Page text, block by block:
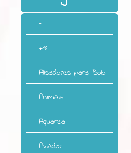
-
+18
Alisadores para Bolo
Animais
Aquarela
Aviador